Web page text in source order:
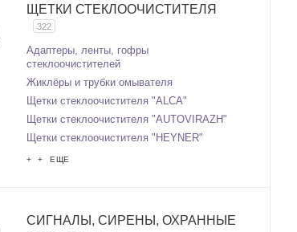
ЩЕТКИ СТЕКЛООЧИСТИТЕЛЯ
322
Адаптеры, ленты, гофры
стеклоочистителей
Жиклёры и трубки омывателя
Щетки стеклоочистителя "ALCA"
Щетки стеклоочистителя "AUTOVIRAZH"
Щетки стеклоочистителя "HEYNER"
+ + ЕЩЕ
СИГНАЛЫ, СИРЕНЫ, ОХРАННЫЕ